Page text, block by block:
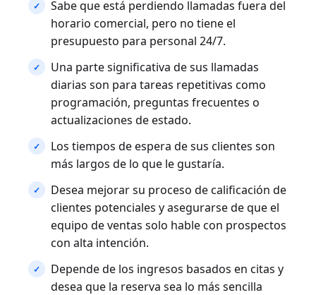
Sabe que está perdiendo llamadas fuera del
horario comercial, pero no tiene el
presupuesto para personal 24/7.
Una parte significativa de sus llamadas
diarias son para tareas repetitivas como
programación, preguntas frecuentes o
actualizaciones de estado.
Los tiempos de espera de sus clientes son
más largos de lo que le gustaría.
Desea mejorar su proceso de calificación de
clientes potenciales y asegurarse de que el
equipo de ventas solo hable con prospectos
con alta intención.
Depende de los ingresos basados en citas y
desea que la reserva sea lo más sencilla